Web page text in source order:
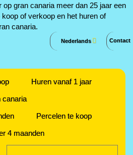
Contact
Nederlands
Huren vanaf 1 jaar
canaria
Percelen te koop
4 maanden